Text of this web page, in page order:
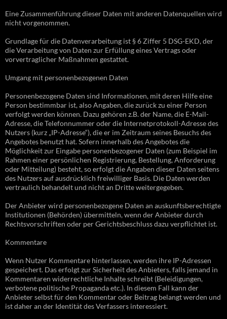
Eine Zusammenführung dieser Daten mit anderen Datenquellen wird
nicht vorgenommen.
Grundlage für die Datenverarbeitung ist § 6 Ziffer 5 DSG-EKD, der
die Verarbeitung von Daten zur Erfüllung eines Vertrags oder
vorvertraglicher Maßnahmen gestattet.
Umgang mit personenbezogenen Daten
Personenbezogene Daten sind Informationen, mit deren Hilfe eine
Person bestimmbar ist, also Angaben, die zurück zu einer Person
verfolgt werden können. Dazu gehören z.B. der Name, die E-Mail-
Adresse, die Telefonnummer oder die Internetprotokoll-Adresse des
Nutzers (kurz „IP-Adresse“), die er im Zeitraum seines Besuchs des
Angebotes benutzt hat. Sofern innerhalb des Angebotes die
Möglichkeit zur Eingabe personenbezogener Daten (zum Beispiel im
Rahmen einer persönlichen Registrierung, Bestellung, Anforderung
oder Mitteilung) besteht, so erfolgt die Angaben dieser Daten seitens
des Nutzers auf ausdrücklich freiwilliger Basis. Die Daten werden
vertraulich behandelt und nicht an Dritte weitergegeben.
Der Anbieter wird personenbezogene Daten an auskunftsberechtigte
Institutionen (Behörden) übermitteln, wenn der Anbieter durch
Rechtsvorschriften oder per Gerichtsbeschluss dazu verpflichtet ist.
Kommentare
Wenn Nutzer Kommentare hinterlassen, werden ihre IP-Adressen
gespeichert. Das erfolgt zur Sicherheit des Anbieters, falls jemand in
Kommentaren widerrechtliche Inhalte schreibt (Beleidigungen,
verbotene politische Propaganda etc.). In diesem Fall kann der
Anbieter selbst für den Kommentar oder Beitrag belangt werden und
ist daher an der Identität des Verfassers interessiert.